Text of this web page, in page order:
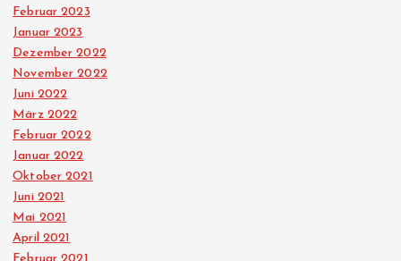
Februar 2023
Januar 2023
Dezember 2022
November 2022
Juni 2022
März 2022
Februar 2022
Januar 2022
Oktober 2021
Juni 2021
Mai 2021
April 2021